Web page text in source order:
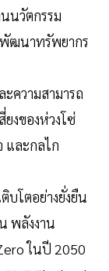
นวัตกรรม
พัฒนาทรัพยากร
ความสามารถ
ยงของห่วงโซ่
และกลไก
บโตอย่างยั่งยืน
พลังงาน
ในปี 2050